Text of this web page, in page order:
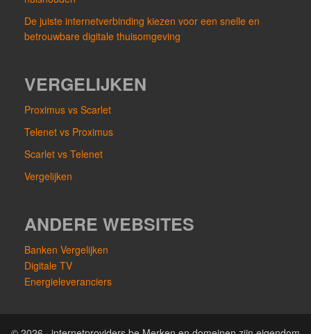
De juiste internetverbinding kiezen voor een snelle en
betrouwbare digitale thuisomgeving
VERGELIJKEN
Proximus vs Scarlet
Telenet vs Proximus
Scarlet vs Telenet
Vergelijken
ANDERE WEBSITES
Banken Vergelijken
Digitale TV
Energieleveranciers